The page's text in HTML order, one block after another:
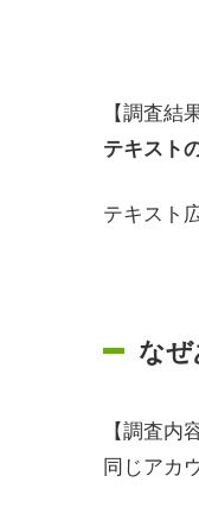
【調査結
テキスト
テキスト
な
【調査内
同じアカ